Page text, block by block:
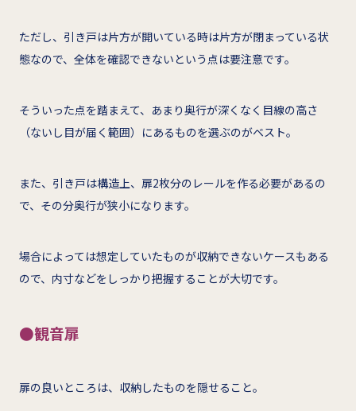
ただし、引き戸は片方が開いている時は片方が閉まっている状
態なので、全体を確認できないという点は要注意です。
そういった点を踏まえて、あまり奥行が深くなく目線の高さ
（ないし目が届く範囲）にあるものを選ぶのがベスト。
また、引き戸は構造上、扉2枚分のレールを作る必要があるの
で、その分奥行が狭小になります。
場合によっては想定していたものが収納できないケースもある
ので、内寸などをしっかり把握することが大切です。
●観音扉
扉の良いところは、収納したものを隠せること。